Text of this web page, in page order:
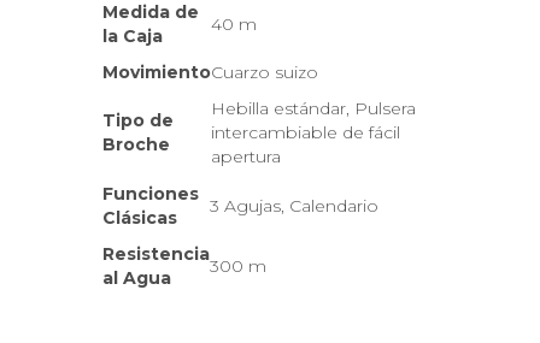
Medida de
la Caja
40 m
MovimientoCuarzo suizo
Tipo de
Broche
Hebilla estándar, Pulsera
intercambiable de fácil
apertura
Funciones
Clásicas
3 Agujas, Calendario
Resistencia
al Agua
300 m